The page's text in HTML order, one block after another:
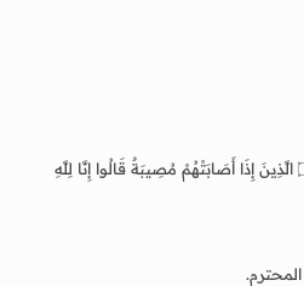
قال تعالى {وَبَشِّرِ الصَّابِرِينَ ۝ الَّذِينَ إِذَا أَصَابَتْهُمْ مُصِيبَةٌ قَالُوا إِنَّا لِلَّهِ